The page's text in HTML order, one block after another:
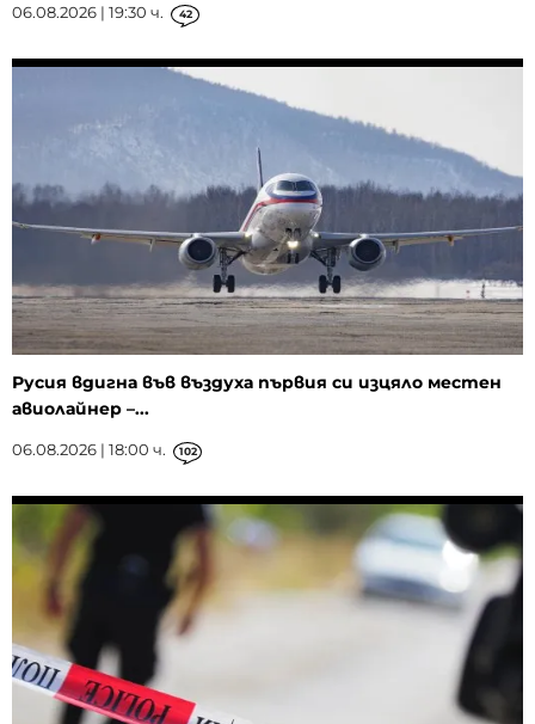
06.08.2026 | 19:30 ч. 42
Русия вдигна във въздуха първия си изцяло местен
авиолайнер –...
06.08.2026 | 18:00 ч. 102